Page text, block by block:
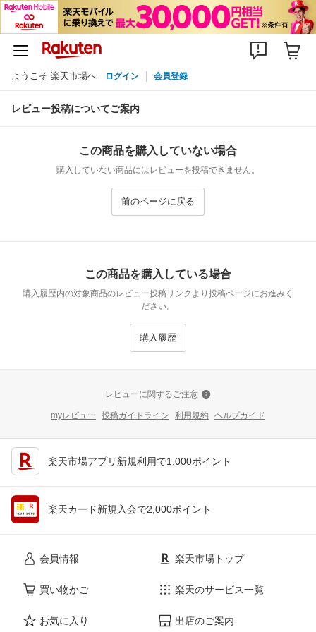
ようこそ 楽天市場へ ログイン 会員登録
レビュー投稿についてご案内
この商品を購入していない場合
購入していない商品にはレビューを投稿できません。
前のページに戻る
この商品を購入している場合
購入履歴内の対象商品のレビュー投稿リンクより投稿ページにお進みく
ださい。
購入履歴
レビューに関するご注意
myレビュー 投稿ガイドライン 利用規約 ヘルプガイド
楽天市場アプリ新規利用で1,000ポイント
楽天カード新規入会で2,000ポイント
会員情報
買い物かご
お気に入り
楽天市場トップ
楽天のサービス一覧
出店のご案内